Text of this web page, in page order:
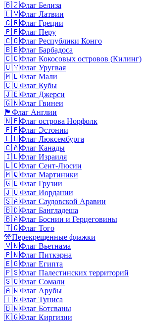
🇧🇿Флаг Белиза
🇱🇻Флаг Латвии
🇬🇷Флаг Греции
🇵🇪Флаг Перу
🇨🇬Флаг Республики Конго
🇧🇧Флаг Барбадоса
🇨🇨Флаг Кокосовых островов (Килинг)
🇺🇾Флаг Уругвая
🇲🇱Флаг Мали
🇨🇺Флаг Кубы
🇯🇪Флаг Джерси
🇬🇳Флаг Гвинеи
🏴󠁧󠁢󠁥󠁮󠁧󠁿 Флаг Англии
🇳🇫Флаг острова Норфолк
🇪🇪Флаг Эстонии
🇱🇺Флаг Люксембурга
🇨🇦Флаг Канады
🇮🇱Флаг Израиля
🇱🇨Флаг Сент-Люсии
🇲🇶Флаг Мартиники
🇬🇪Флаг Грузии
🇯🇴Флаг Иордании
🇸🇦Флаг Саудовской Аравии
🇧🇩Флаг Бангладеша
🇧🇦Флаг Боснии и Герцеговины
🇹🇬Флаг Того
🎌Перекрещенные флажки
🇻🇳Флаг Вьетнама
🇵🇳Флаг Питкэрна
🇪🇬Флаг Египта
🇵🇸Флаг Палестинских территорий
🇸🇴Флаг Сомали
🇦🇼Флаг Арубы
🇹🇳Флаг Туниса
🇧🇼Флаг Ботсваны
🇰🇬Флаг Киргизии